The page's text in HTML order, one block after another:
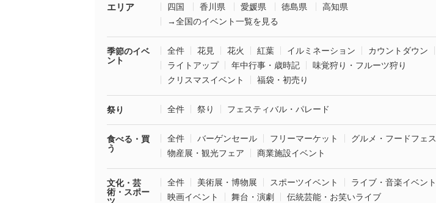
エリア 四国 香川県 愛媛県 徳島県
高知県
→全国のイベント一覧を見る
季節のイベ
ント
全件 花見 花火 紅葉 イルミネーション カウントダウン
ライトアップ
年中行事・歳時記
味覚狩り・フルーツ狩り
クリスマスイベント
福袋・初売り
祭り 全件 祭り フェスティバル・パレード
食べる・買
う
全件 バーゲンセール フリーマーケット
グルメ・フードフェス
物産展・観光フェア
商業施設イベント
文化・芸
術・スポー
全件 美術展・博物展 スポーツイベント
ライブ・音楽イベント
映画イベント
舞台・演劇 伝統芸能・お笑いライブ